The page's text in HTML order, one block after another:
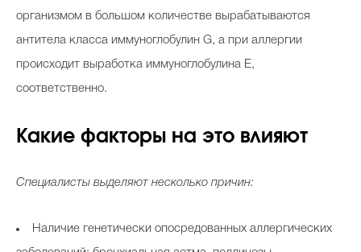
организмом в большом количестве вырабатываются
антитела класса иммуноглобулин G, а при аллергии
происходит выработка иммуноглобулина Е,
соответственно.
Какие факторы на это влияют
Специалисты выделяют несколько причин:
Наличие генетически опосредованных аллергических